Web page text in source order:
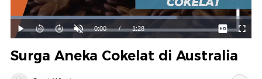
Mainkan
Suara
Hidup
Waktu
0:00 / Durasi
1:28
Dimuat:
68.86%
Surga Aneka Cokelat di Australia